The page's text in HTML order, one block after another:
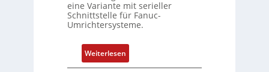
eine Variante mit serieller
Schnittstelle für Fanuc-
Umrichtersysteme.
Weiterlesen:
D